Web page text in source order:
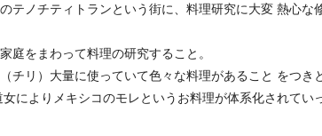
テノチティトランという街に、料理研究に大変 熱心な
庭をまわって料理の研究すること。
チリ）大量に使っていて色々な料理があること をつき
女によりメキシコのモレというお料理が体系化されてい